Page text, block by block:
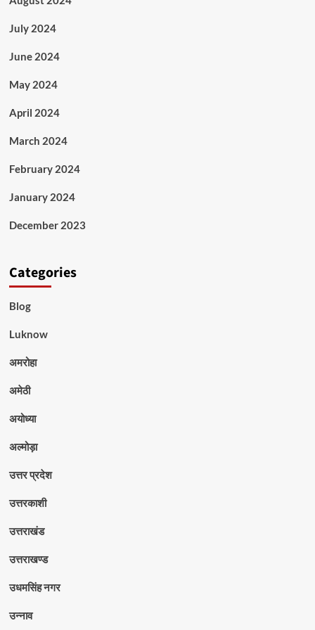
July 2024
June 2024
May 2024
April 2024
March 2024
February 2024
January 2024
December 2023
Categories
Blog
Luknow
अमरोहा
अमेठी
अयोध्या
अल्मोड़ा
उत्तर प्रदेश
उत्तरकाशी
उत्तराखंड
उत्तराखण्ड
उधमसिंह नगर
उन्नाव